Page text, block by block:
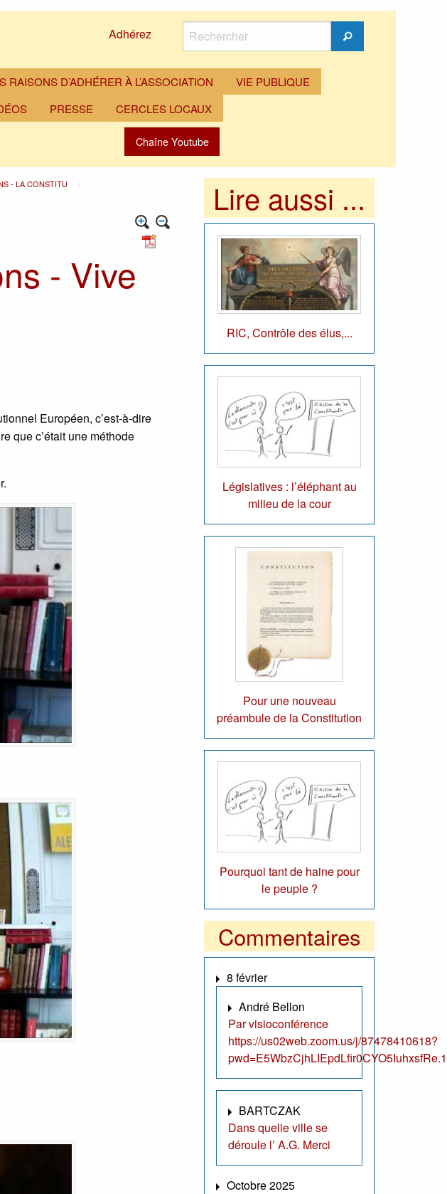
Adhérez
Rechercher
Rechercher
RAISONS D’ADHÉRER À L’ASSOCIATION
VIE PUBLIQUE
PRESSE CERCLES LOCAUX
Chaîne Youtube
- LA CONSTITU
- Vive
Européen, c’est-à-dire
que c’était une méthode
Lire aussi ...
RIC, Contrôle des élus,...
Législatives : l’éléphant au
milieu de la cour
Pour une nouveau
préambule de la Constitution
Pourquoi tant de haine pour
le peuple ?
Commentaires
8 février
André Bellon
Par visioconférence
https://us02web.zoom.us/j/87478410618?
BARTCZAK
Dans quelle ville se
déroule l’ A.G. Merci
Octobre 2025